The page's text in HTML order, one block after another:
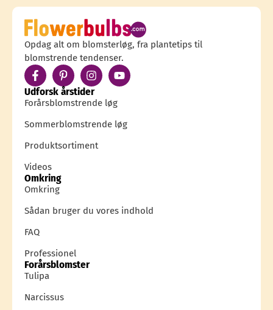
Opdag alt om blomsterløg, fra plantetips til
blomstrende tendenser.
Udforsk årstider
Forårsblomstrende løg
Sommerblomstrende løg
Produktsortiment
Videos
Omkring
Omkring
Sådan bruger du vores indhold
FAQ
Professionel
Forårsblomster
Tulipa
Narcissus